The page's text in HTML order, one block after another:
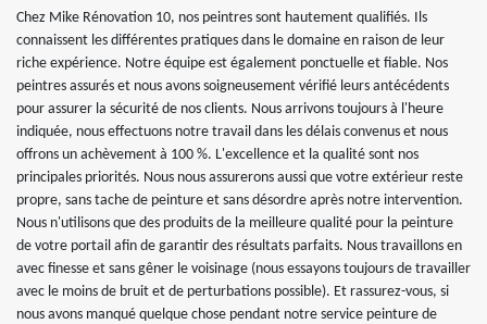
Chez Mike Rénovation 10, nos peintres sont hautement qualifiés. Ils
connaissent les différentes pratiques dans le domaine en raison de leur
riche expérience. Notre équipe est également ponctuelle et fiable. Nos
peintres assurés et nous avons soigneusement vérifié leurs antécédents
pour assurer la sécurité de nos clients. Nous arrivons toujours à l'heure
indiquée, nous effectuons notre travail dans les délais convenus et nous
offrons un achèvement à 100 %. L'excellence et la qualité sont nos
principales priorités. Nous nous assurerons aussi que votre extérieur reste
propre, sans tache de peinture et sans désordre après notre intervention.
Nous n'utilisons que des produits de la meilleure qualité pour la peinture
de votre portail afin de garantir des résultats parfaits. Nous travaillons en
avec finesse et sans gêner le voisinage (nous essayons toujours de travailler
avec le moins de bruit et de perturbations possible). Et rassurez-vous, si
nous avons manqué quelque chose pendant notre service peinture de